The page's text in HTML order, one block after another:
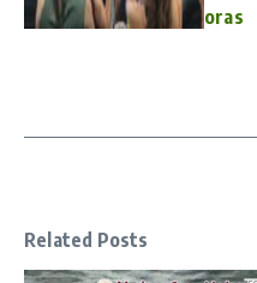
oras
Related Posts